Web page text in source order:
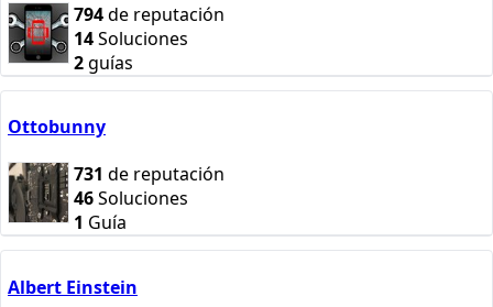
794de reputación
14Soluciones
2guías
Ottobunny
731 de reputación
46Soluciones
1 Guía
Albert Einstein